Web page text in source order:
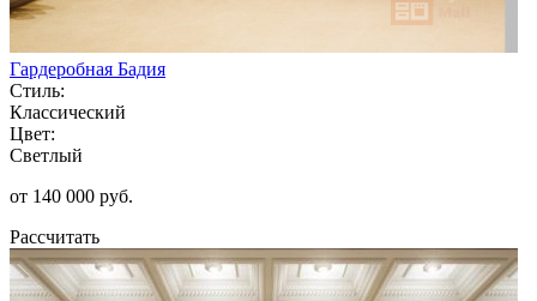
Гардеробная Бадия
Стиль:
Классический
Цвет:
Светлый
от 140 000 руб.
Рассчитать